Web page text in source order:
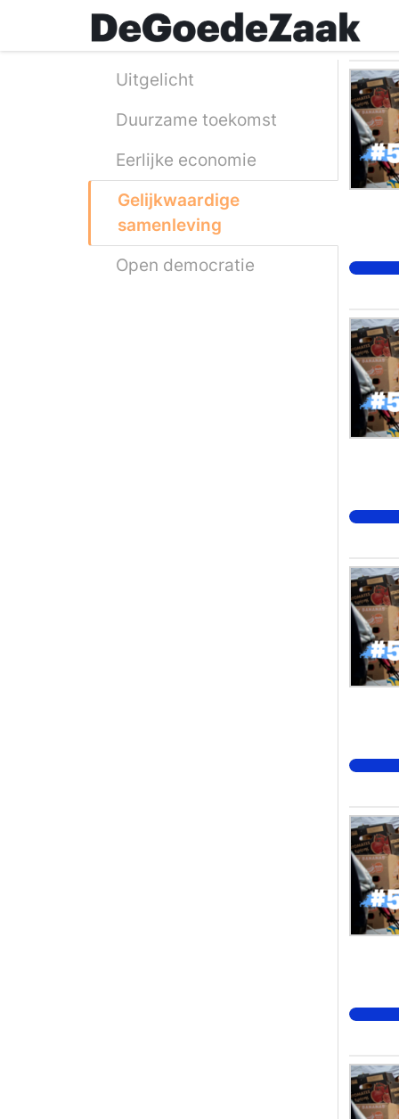
main
Uitgelicht
Duurzame toekomst
Eerlijke economie
Gelijkwaardige
samenleving
Open democratie